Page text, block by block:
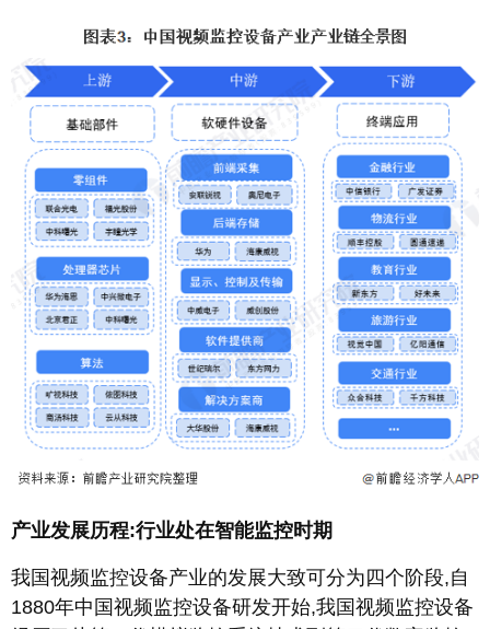
产业发展历程:行业处在智能监控时期
我国视频监控设备产业的发展大致可分为四个阶段,自
1880年中国视频监控设备研发开始,我国视频监控设备